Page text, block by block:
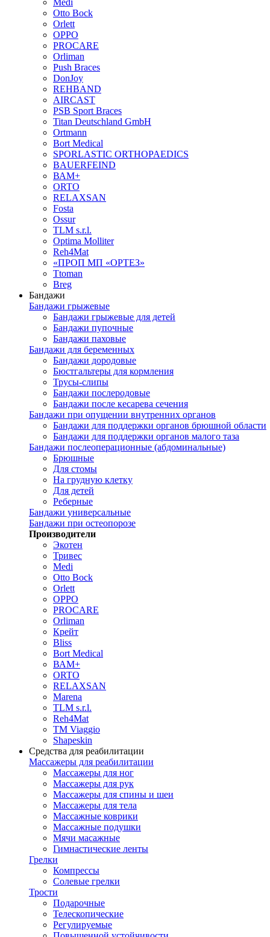
Medi
Otto Bock
Orlett
OPPO
PROCARE
Orliman
Push Braces
DonJoy
REHBAND
AIRCAST
PSB Sport Braces
Titan Deutschland GmbH
Ortmann
Bort Medical
SPORLASTIC ORTHOPAEDICS
BAUERFEIND
ВАМ+
ORTO
RELAXSAN
Fosta
Ossur
TLM s.r.l.
Optima Molliter
Reh4Mat
«ПРОП МП «ОРТЕЗ»
Ttoman
Breg
Бандажи
Бандажи грыжевые
Бандажи грыжевые для детей
Бандажи пупочные
Бандажи паховые
Бандажи для беременных
Бандажи дородовые
Бюстгальтеры для кормления
Трусы-слипы
Бандажи послеродовые
Бандажи после кесарева сечения
Бандажи при опущении внутренних органов
Бандажи для поддержки органов брюшной области
Бандажи для поддержки органов малого таза
Бандажи послеоперационные (абдоминальные)
Брюшные
Для стомы
На грудную клетку
Для детей
Реберные
Бандажи универсальные
Бандажи при остеопорозе
Производители
Экотен
Тривес
Medi
Otto Bock
Orlett
OPPO
PROCARE
Orliman
Крейт
Bliss
Bort Medical
ВАМ+
ORTO
RELAXSAN
Marena
TLM s.r.l.
Reh4Mat
TM Viaggio
Shapeskin
Средства для реабилитации
Массажеры для реабилитации
Массажеры для ног
Массажеры для рук
Массажеры для спины и шеи
Массажеры для тела
Массажные коврики
Массажные подушки
Мячи масажные
Гимнастические ленты
Грелки
Компрессы
Солевые грелки
Трости
Подарочные
Телескопические
Регулируемые